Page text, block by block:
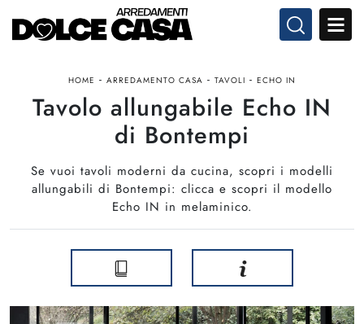
HOME - ARREDAMENTO CASA - TAVOLI - ECHO IN
Tavolo allungabile Echo IN
di Bontempi
Se vuoi tavoli moderni da cucina, scopri i modelli
allungabili di Bontempi: clicca e scopri il modello
Echo IN in melaminico.